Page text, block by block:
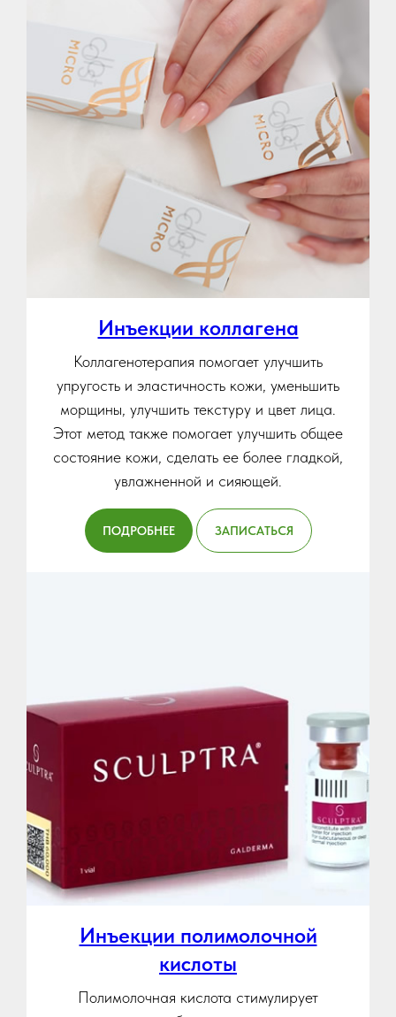
Инъекции коллагена
Коллагенотерапия помогает улучшить
упругость и эластичность кожи, уменьшить
морщины, улучшить текстуру и цвет лица.
Этот метод также помогает улучшить общее
состояние кожи, сделать ее более гладкой,
увлажненной и сияющей.
ПОДРОБНЕЕ ЗАПИСАТЬСЯ
Инъекции полимолочной
кислоты
Полимолочная кислота стимулирует